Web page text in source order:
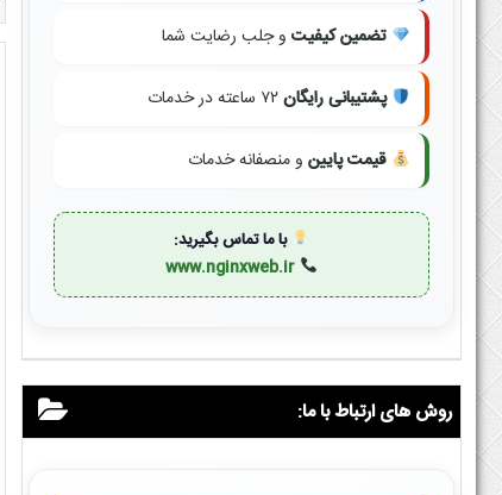
تضمین کیفیت و جلب رضایت شما
پشتیبانی رایگان۷۲ ساعته در خدمات
قیمت پایین و منصفانه خدمات
با ما تماس بگیرید:
www.nginxweb.ir
روش های ارتباط با ما: